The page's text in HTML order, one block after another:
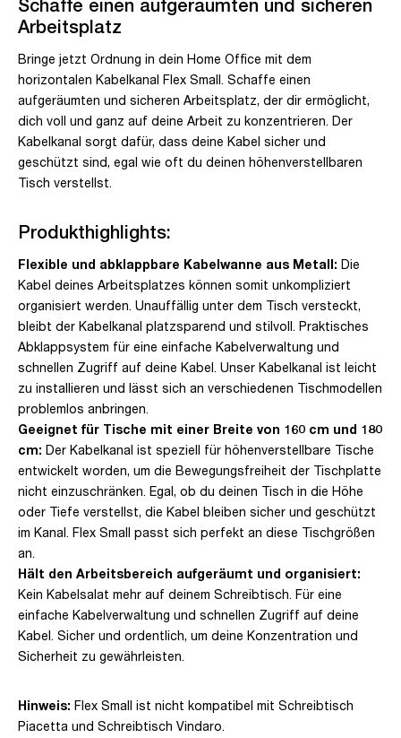
Schaffe einen aufgeräumten und sicheren
Arbeitsplatz
Bringe jetzt Ordnung in dein Home Office mit dem
horizontalen Kabelkanal Flex Small. Schaffe einen
aufgeräumten und sicheren Arbeitsplatz, der dir ermöglicht,
dich voll und ganz auf deine Arbeit zu konzentrieren. Der
Kabelkanal sorgt dafür, dass deine Kabel sicher und
geschützt sind, egal wie oft du deinen höhenverstellbaren
Tisch verstellst.
Produkthighlights:
Flexible und abklappbare Kabelwanne aus Metall: Die
Kabel deines Arbeitsplatzes können somit unkompliziert
organisiert werden. Unauffällig unter dem Tisch versteckt,
bleibt der Kabelkanal platzsparend und stilvoll. Praktisches
Abklappsystem für eine einfache Kabelverwaltung und
schnellen Zugriff auf deine Kabel. Unser Kabelkanal ist leicht
zu installieren und lässt sich an verschiedenen Tischmodellen
problemlos anbringen.
Geeignet für Tische mit einer Breite von 160 cm und 180
cm: Der Kabelkanal ist speziell für höhenverstellbare Tische
entwickelt worden, um die Bewegungsfreiheit der Tischplatte
nicht einzuschränken. Egal, ob du deinen Tisch in die Höhe
oder Tiefe verstellst, die Kabel bleiben sicher und geschützt
im Kanal. Flex Small passt sich perfekt an diese Tischgrößen
an.
Hält den Arbeitsbereich aufgeräumt und organisiert:
Kein Kabelsalat mehr auf deinem Schreibtisch. Für eine
einfache Kabelverwaltung und schnellen Zugriff auf deine
Kabel. Sicher und ordentlich, um deine Konzentration und
Sicherheit zu gewährleisten.
Hinweis: Flex Small ist nicht kompatibel mit Schreibtisch
Piacetta und Schreibtisch Vindaro.